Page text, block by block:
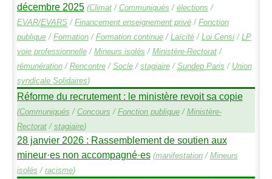
décembre 2025 (Climat/ Communiqués / élections /
EVAR/EVARS/ Financement enseignement privé/ Fonction
publique/ Formation/ Formation continue/ Laïcité/ Loi Censi/ LP
voie professionnelle/ Mineurs isolés / Ministère-Rectorat/
rémunération/ Rencontre/ Socle/ stagiaire/ SundepParis / Union
syndicale Solidaires)
Réforme du recrutement : le ministère revoit sa copie
(Communiqués / Concours / Fonction publique/ Ministère-
Rectorat/ stagiaire)
28 janvier 2026 : Rassemblement de soutien aux
mineur·es non accompagné·es (manifestation/ Mineurs
isolés / racisme)